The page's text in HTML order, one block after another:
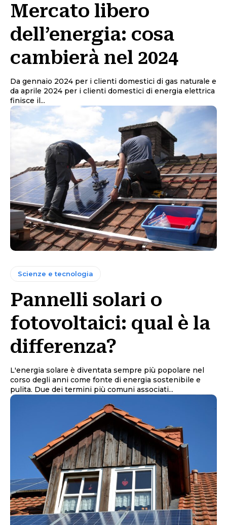
Mercato libero
dell’energia: cosa
cambierà nel 2024
Da gennaio 2024 per i clienti domestici di gas naturale e
da aprile 2024 per i clienti domestici di energia elettrica
finisce il...
Scienze e tecnologia
Pannelli solari o
fotovoltaici: qual è la
differenza?
L'energia solare è diventata sempre più popolare nel
corso degli anni come fonte di energia sostenibile e
pulita. Due dei termini più comuni associati...